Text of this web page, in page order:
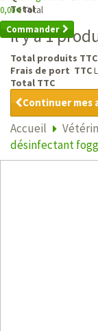
0,00 €Total
Commander
Total
Il y a 1
Total produits TTC
Frais de port TTC
Total TTC
Continuer mes
Accueil
désinfectant